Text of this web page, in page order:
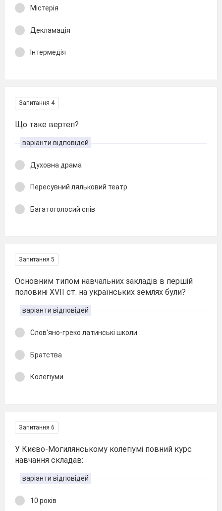
Містерія
Декламація
Інтермедія
Запитання 4
Що таке вертеп?
варіанти відповідей
Духовна драма
Пересувний ляльковий театр
Багатоголосий спів
Запитання 5
Основним типом навчальних закладів в першій
половині XVII ст. на українських землях були?
варіанти відповідей
Слов'яно-греко латинські школи
Братства
Колегіуми
Запитання 6
У Києво-Могилянському колегіумі повний курс
навчання складав:
варіанти відповідей
10 років